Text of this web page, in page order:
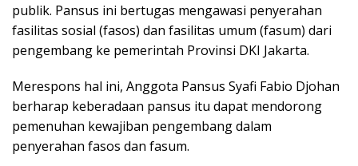
publik. Pansus ini bertugas mengawasi penyerahan
fasilitas sosial (fasos) dan fasilitas umum (fasum) dari
pengembang ke pemerintah Provinsi DKI Jakarta.
Merespons hal ini, Anggota Pansus Syafi Fabio Djohan
berharap keberadaan pansus itu dapat mendorong
pemenuhan kewajiban pengembang dalam
penyerahan fasos dan fasum.